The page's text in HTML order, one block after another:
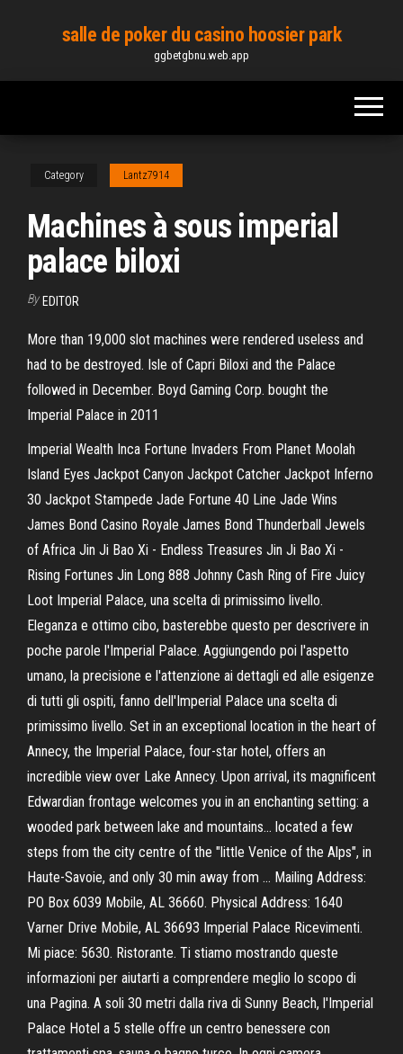
content
salle de poker du casino hoosier park
ggbetgbnu.web.app
Category Lantz7914
Machines à sous imperial
palace biloxi
By EDITOR
More than 19,000 slot machines were rendered useless and
had to be destroyed. Isle of Capri Biloxi and the Palace
followed in December. Boyd Gaming Corp. bought the
Imperial Palace in 2011
Imperial Wealth Inca Fortune Invaders From Planet Moolah
Island Eyes Jackpot Canyon Jackpot Catcher Jackpot Inferno
30 Jackpot Stampede Jade Fortune 40 Line Jade Wins
James Bond Casino Royale James Bond Thunderball Jewels
of Africa Jin Ji Bao Xi - Endless Treasures Jin Ji Bao Xi -
Rising Fortunes Jin Long 888 Johnny Cash Ring of Fire Juicy
Loot Imperial Palace, una scelta di primissimo livello.
Eleganza e ottimo cibo, basterebbe questo per descrivere in
poche parole l'Imperial Palace. Aggiungendo poi l'aspetto
umano, la precisione e l'attenzione ai dettagli ed alle esigenze
di tutti gli ospiti, fanno dell'Imperial Palace una scelta di
primissimo livello. Set in an exceptional location in the heart of
Annecy, the Imperial Palace, four-star hotel, offers an
incredible view over Lake Annecy. Upon arrival, its magnificent
Edwardian frontage welcomes you in an enchanting setting: a
wooded park between lake and mountains… located a few
steps from the city centre of the "little Venice of the Alps", in
Haute-Savoie, and only 30 min away from … Mailing Address:
PO Box 6039 Mobile, AL 36660. Physical Address: 1640
Varner Drive Mobile, AL 36693 Imperial Palace Ricevimenti.
Mi piace: 5630. Ristorante. Ti stiamo mostrando queste
informazioni per aiutarti a comprendere meglio lo scopo di
una Pagina. A soli 30 metri dalla riva di Sunny Beach, l'Imperial
Palace Hotel a 5 stelle offre un centro benessere con